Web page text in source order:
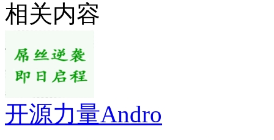
相关内容
开源力量Andro